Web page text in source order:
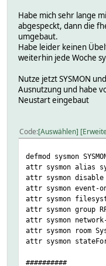
Habe mich sehr lange
abgespeckt, dann die
umgebaut.
Habe leider keinen
weiterhin jede Woche
Nutze jetzt SYSMON
Ausnutzung und habe
Neustart eingebaut
Code Auswählen
defmod sysmon
attr sysmon alias
attr sysmon disable
attr sysmon event-
attr sysmon
attr sysmon group
attr sysmon
attr sysmon room
attr sysmon
##########